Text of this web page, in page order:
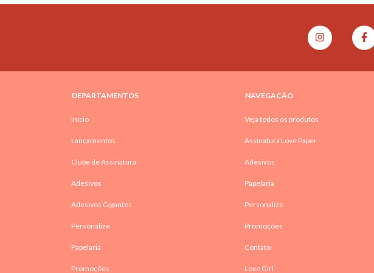
DEPARTAMENTOS
Início
Lançamentos
Clube de Assinatura
Adesivos
Adesivos Gigantes
Personalize
Papelaria
Promoções
NAVEGAÇÃO
Veja todos os produtos
Assinatura Love Paper
Adesivos
Papelaria
Personalize
Promoções
Contato
Love Girl